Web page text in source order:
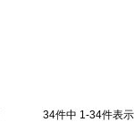
34件中 1-34件表示